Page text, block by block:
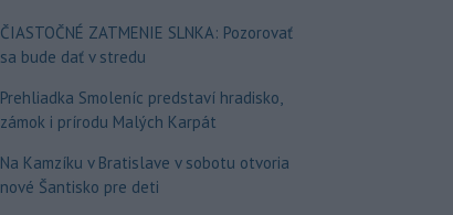
ČIASTOČNÉ ZATMENIE SLNKA: Pozorovať
sa bude dať v stredu
Prehliadka Smoleníc predstaví hradisko,
zámok i prírodu Malých Karpát
Na Kamzíku v Bratislave v sobotu otvoria
nové Šantisko pre deti